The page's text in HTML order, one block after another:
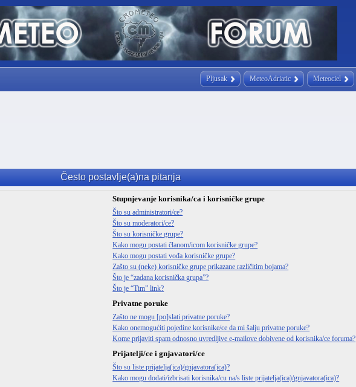
Pljusak MeteoAdriatic Meteociel
Često postavlje(a)na pitanja
Stupnjevanje korisnika/ca i korisničke grupe
Što su administratori/ce?
Što su moderatori/ce?
Što su korisničke grupe?
Kako mogu postati članom/icom korisničke grupe?
Kako mogu postati vođa korisničke grupe?
Zašto su (neke) korisničke grupe prikazane različitim bojama?
Što je “zadana korisnička grupa”?
Što je “Tim” link?
Privatne poruke
Zašto ne mogu [po]slati privatne poruke?
Kako onemogućiti pojedine korisnike/ce da mi šalju privatne poruke?
Kome prijaviti spam odnosno uvredljive e-mailove dobivene od korisnika/ce foruma?
Prijatelji/ce i gnjavatori/ce
Što su liste prijatelja(ica)/gnjavatora(ica)?
Kako mogu dodati/izbrisati korisnika/cu na/s liste prijatelja(ica)/gnjavatora(ica)?